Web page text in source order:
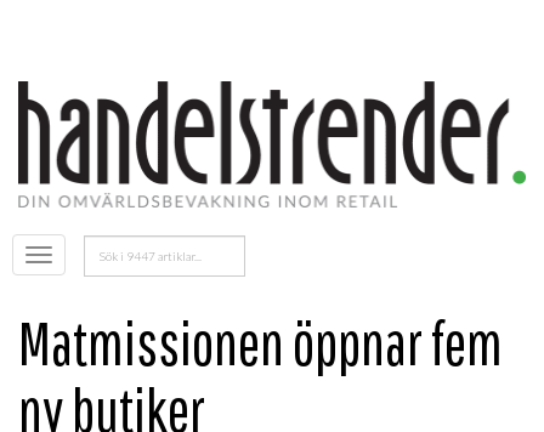
Öppna
menyn
Sök
efter:
Matmissionen öppnar fem
ny butiker